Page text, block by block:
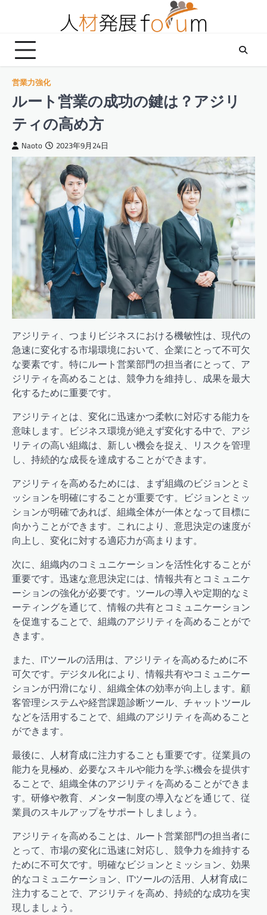
営業力強化
ルート営業の成功の鍵は？アジリ
ティの高め方
Naoto 2023年9月24日
アジリティ、つまりビジネスにおける機敏性は、現代の
急速に変化する市場環境において、企業にとって不可欠
な要素です。特にルート営業部門の担当者にとって、ア
ジリティを高めることは、競争力を維持し、成果を最大
化するために重要です。
アジリティとは、変化に迅速かつ柔軟に対応する能力を
意味します。ビジネス環境が絶えず変化する中で、アジ
リティの高い組織は、新しい機会を捉え、リスクを管理
し、持続的な成長を達成することができます。
アジリティを高めるためには、まず組織のビジョンとミ
ッションを明確にすることが重要です。ビジョンとミッ
ションが明確であれば、組織全体が一体となって目標に
向かうことができます。これにより、意思決定の速度が
向上し、変化に対する適応力が高まります。
次に、組織内のコミュニケーションを活性化することが
重要です。迅速な意思決定には、情報共有とコミュニケ
ーションの強化が必要です。ツールの導入や定期的なミ
ーティングを通じて、情報の共有とコミュニケーション
を促進することで、組織のアジリティを高めることがで
きます。
また、ITツールの活用は、アジリティを高めるために不
可欠です。デジタル化により、情報共有やコミュニケー
ションが円滑になり、組織全体の効率が向上します。顧
客管理システムや経営課題診断ツール、チャットツール
などを活用することで、組織のアジリティを高めること
ができます。
最後に、人材育成に注力することも重要です。従業員の
能力を見極め、必要なスキルや能力を学ぶ機会を提供す
ることで、組織全体のアジリティを高めることができま
す。研修や教育、メンター制度の導入などを通じて、従
業員のスキルアップをサポートしましょう。
アジリティを高めることは、ルート営業部門の担当者に
とって、市場の変化に迅速に対応し、競争力を維持する
ために不可欠です。明確なビジョンとミッション、効果
的なコミュニケーション、ITツールの活用、人材育成に
注力することで、アジリティを高め、持続的な成功を実
現しましょう。